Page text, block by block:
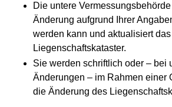
Die untere
Änderung aufgrund Ihrer
werden kann und aktualisiert das
Liegenschaftskataster.
Sie werden schriftlich oder – bei
Änderungen – im Rahmen einer
die Änderung des